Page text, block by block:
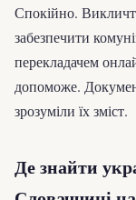
Спокійно.
забезпечити
перекладачем
допоможе.
зрозуміли їх зміст.
Де знайти